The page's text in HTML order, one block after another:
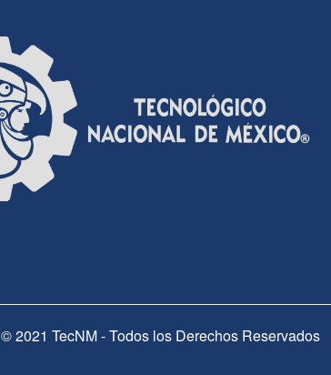
© 2021 TecNM - Todos los Derechos Reservados